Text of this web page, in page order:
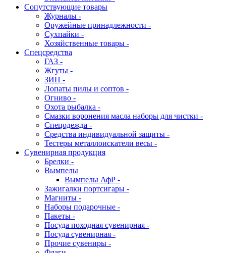
Сопутствующие товары
Журналы -
Оружейные принадлежности -
Сухпайки -
Хозяйственные товары -
Спецсредства
ГАЗ -
Жгуты -
ЗИП -
Лопаты пилы и соптов -
Огниво -
Охота рыбалка -
Смазки воронения масла наборы для чистки -
Спецодежда -
Средства индивидуальной защиты -
Тестеры металлоискатели весы -
Сувенирная продукция
Брелки -
Вымпелы
Вымпелы АфР -
Зажигалки портсигары -
Магниты -
Наборы подарочные -
Пакеты -
Посуда походная сувенирная -
Посуда сувенирная -
Прочие сувениры -